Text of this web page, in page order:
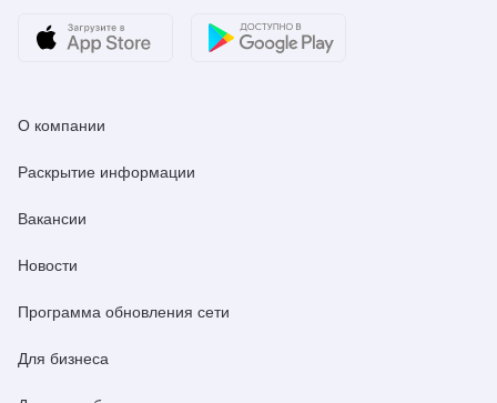
О компании
Раскрытие информации
Вакансии
Новости
Программа обновления сети
Для бизнеса